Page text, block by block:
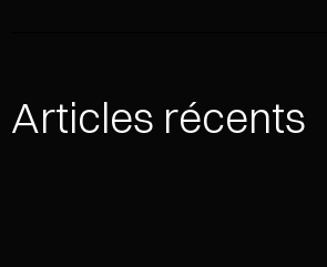
Articles récents